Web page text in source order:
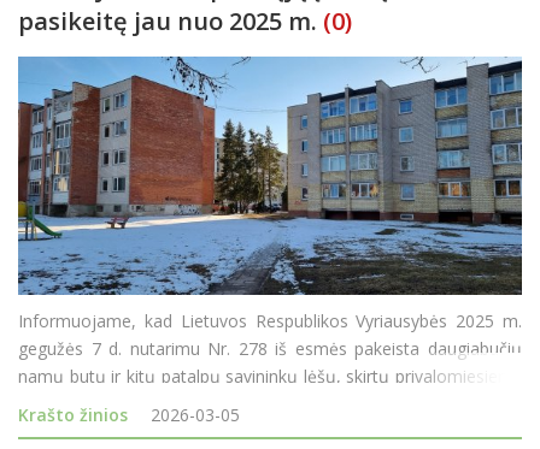
pasikeitę jau nuo 2025 m. (0)
Informuojame, kad Lietuvos Respublikos Vyriausybės 2025 m.
gegužės 7 d. nutarimu Nr. 278 iš esmės pakeista daugiabučių
namų butų ir kitų patalpų savininkų lėšų, skirtų privalomiesiems
pastatų priežiūros ir naudojimo reikalavimams užtikrinti,
kaupimo, dydžio apskaičiavimo ir sukauptų lė
Krašto žinios 2026-03-05